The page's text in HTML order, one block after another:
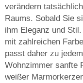
verändern
Raums. Sobald Sie
ihm Eleganz und
mit zahlreichen
passt daher zu
Wohnzimmer sanfte
weißer